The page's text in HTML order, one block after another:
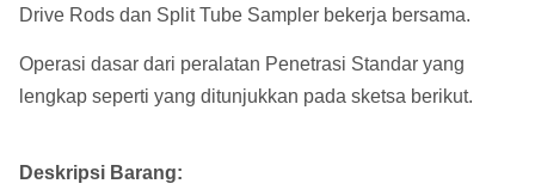
Drive Rods dan Split Tube Sampler bekerja bersama.
Operasi dasar dari peralatan Penetrasi Standar yang
lengkap seperti yang ditunjukkan pada sketsa berikut.
Deskripsi Barang: